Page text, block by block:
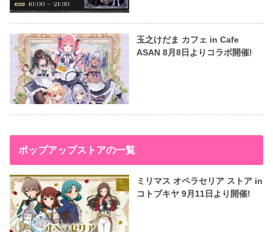
玉之けだま カフェ in Cafe
ASAN 8月8日よりコラボ開催!
ポップアップストアの一覧
ミリマス オペラセリア ストア in
コトブキヤ 9月11日より開催!